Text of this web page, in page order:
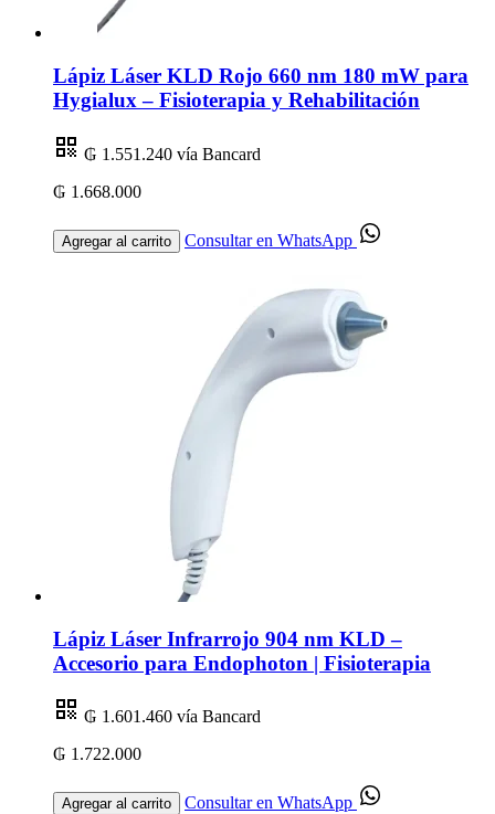
Lápiz Láser KLD Rojo 660 nm 180 mW para
Hygialux – Fisioterapia y Rehabilitación
₲ 1.551.240 vía Bancard
₲ 1.668.000
Agregar al carrito Consultar en WhatsApp
Lápiz Láser Infrarrojo 904 nm KLD –
Accesorio para Endophoton | Fisioterapia
₲ 1.601.460 vía Bancard
₲ 1.722.000
Agregar al carrito Consultar en WhatsApp